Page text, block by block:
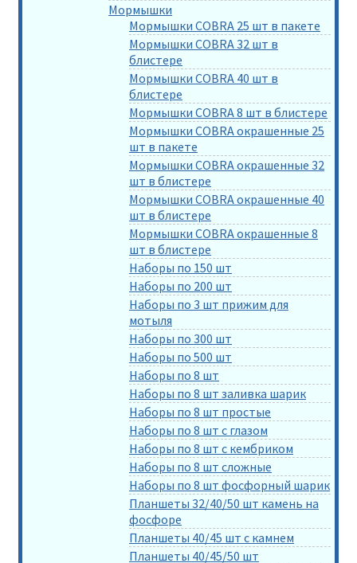
Мормышки
Мормышки COBRA 25 шт в пакете
Мормышки COBRA 32 шт в
блистере
Мормышки COBRA 40 шт в
блистере
Мормышки COBRA 8 шт в блистере
Мормышки COBRA окрашенные 25
шт в пакете
Мормышки COBRA окрашенные 32
шт в блистере
Мормышки COBRA окрашенные 40
шт в блистере
Мормышки COBRA окрашенные 8
шт в блистере
Наборы по 150 шт
Наборы по 200 шт
Наборы по 3 шт прижим для
мотыля
Наборы по 300 шт
Наборы по 500 шт
Наборы по 8 шт
Наборы по 8 шт заливка шарик
Наборы по 8 шт простые
Наборы по 8 шт с глазом
Наборы по 8 шт с кембриком
Наборы по 8 шт сложные
Наборы по 8 шт фосфорный шарик
Планшеты 32/40/50 шт камень на
фосфоре
Планшеты 40/45 шт с камнем
Планшеты 40/45/50 шт